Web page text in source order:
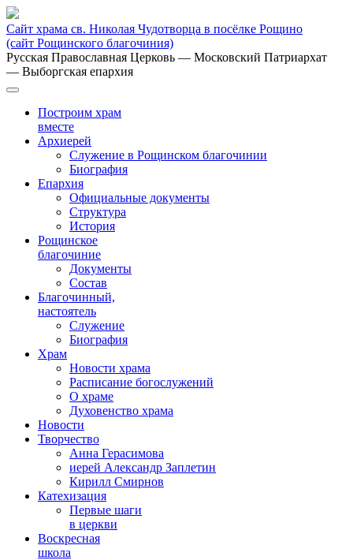
Сайт храма св. Николая Чудотворца в посёлке Рощино
(сайт Рощинского благочиния)
Русская Православная Церковь — Московский Патриархат
— Выборгская епархия
Построим храм
вместе
Архиерей
Служение в Рощинском благочинии
Биография
Епархия
Официальные документы
Структура
История
Рощинское
благочиние
Документы
Состав
Благочинный,
настоятель
Служение
Биография
Храм
Новости храма
Расписание богослужений
О храме
Духовенство храма
Новости
Творчество
Анна Герасимова
иерей Александр Заплетин
Кирилл Смирнов
Катехизация
Первые шаги
в церкви
Воскресная
школа